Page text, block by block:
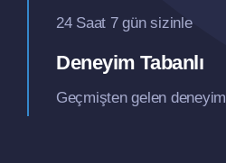
24 Saat 7 gün sizinle
Deneyim Tabanlı
Geçmişten gelen deneyim